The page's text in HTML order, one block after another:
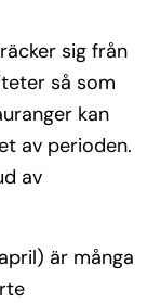
sig från
så som
kan
av perioden.
av
är många